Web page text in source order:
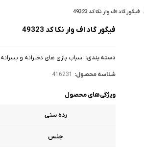
فیگور گاد اف وار نکا کد 49323
فیگور گاد اف وار نکا کد 49323
دسته بندی: اسباب بازی های دخترانه و پسرانه
شناسه محصول: 416231
ویژگی‌های محصول
رده سنی
جنس